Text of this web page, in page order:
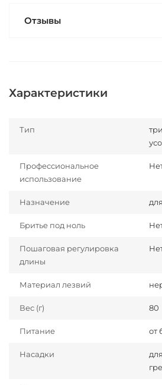
Отзывы
Характеристики
Тип
Профессиональное
использование
Назначение
Бритье под ноль
Пошаговая регулировка
длины
Материал лезвий
Вес (г) 80
Питание от
Насадки